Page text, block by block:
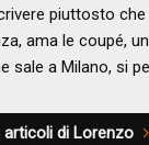
piuttosto che
ama le coupé,
sale a Milano, si
articoli di Lorenzo